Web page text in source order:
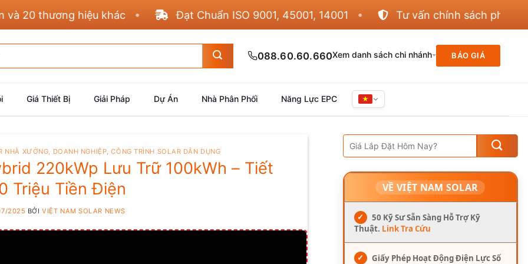
thương hiệu khác Đạt Chuẩn ISO 9001, 45001, 14001 Tư vấn chính sách phân phối
088.60.60.660Xem danh sách chi nhánh BÁO GIÁ
Giá Thiết Bị Giải Pháp Dự Án Nhà Phân Phối Năng Lực EPC
NHÀ XƯỞNG, DOANH NGHIỆP ,CÔNG TRÌNH SOLAR DÂN DỤNG
220kWp Lưu Trữ 100kWh – Tiết
Triệu Tiền Điện
2025 BỞIVIỆT NAM SOLAR NEWS
VỀ VIỆT NAM SOLAR
✓
50 Kỹ Sư Sẵn Sàng Hỗ Trợ Kỹ
Thuật. Link Tra Cứu
✓
Giấy Phép Hoạt Động Điện Lực Số